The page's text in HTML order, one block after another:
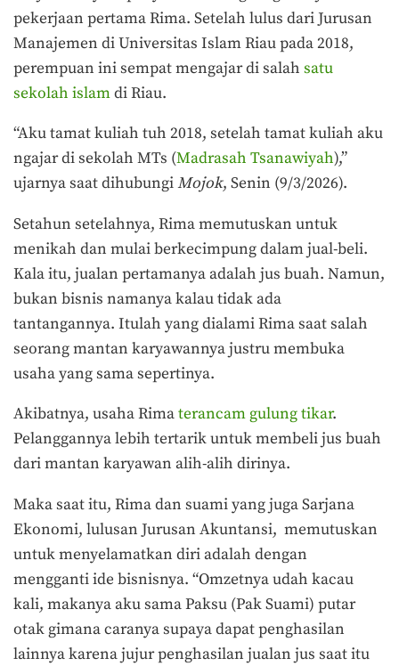
pekerjaan pertama Rima. Setelah lulus dari Jurusan
Manajemen di Universitas Islam Riau pada 2018,
perempuan ini sempat mengajar di salah satu
sekolah islamdi Riau.
“Aku tamat kuliah tuh 2018, setelah tamat kuliah aku
ngajar di sekolah MTs (Madrasah Tsanawiyah),”
ujarnya saat dihubungiMojok, Senin (9/3/2026).
Setahun setelahnya, Rima memutuskan untuk
menikah dan mulai berkecimpung dalam jual-beli.
Kala itu, jualan pertamanya adalah jus buah. Namun,
bukan bisnis namanya kalau tidak ada
tantangannya. Itulah yang dialami Rima saat salah
seorang mantan karyawannya justru membuka
usaha yang sama sepertinya.
Akibatnya, usaha Rimaterancam gulung tikar.
Pelanggannya lebih tertarik untuk membeli jus buah
dari mantan karyawan alih-alih dirinya.
Maka saat itu, Rima dan suami yang juga Sarjana
Ekonomi, lulusan Jurusan Akuntansi, memutuskan
untuk menyelamatkan diri adalah dengan
mengganti ide bisnisnya. “Omzetnya udah kacau
kali, makanya aku sama Paksu (Pak Suami) putar
otak gimana caranya supaya dapat penghasilan
lainnya karena jujur penghasilan jualan jus saat itu